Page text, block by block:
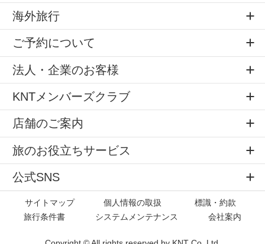
海外旅行
ご予約について
法人・企業のお客様
KNTメンバーズクラブ
店舗のご案内
旅のお役立ちサービス
公式SNS
サイトマップ 個人情報の取扱
標識・約款
旅行条件書
システムメンテナンス 会社案内